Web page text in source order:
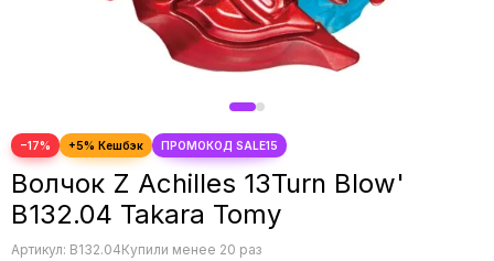
−17%
Волчок Z Achilles 13Turn Blow'
B132.04 Takara Tomy
Артикул: B132.04Купили менее 20 раз